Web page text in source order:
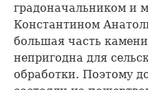
градоначальником и
Константином
большая часть
непригодна для
обработки. Поэтому